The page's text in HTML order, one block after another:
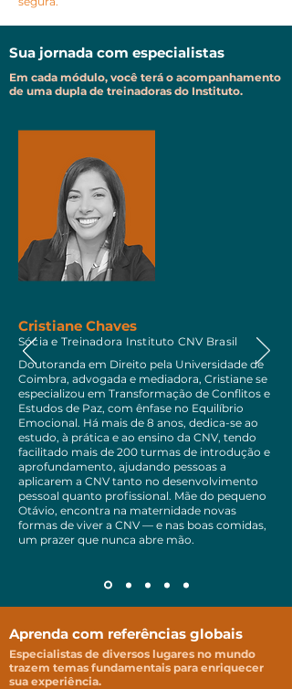
Sua jornada com especialistas
Em cada módulo, você terá o acompanhamento
de uma dupla de treinadoras do Instituto.
Cristiane Chaves
Sócia e Treinadora Instituto CNV Brasil
Doutoranda em Direito pela Universidade de
Coimbra, advogada e mediadora, Cristiane se
especializou em Transformação de Conflitos e
Estudos de Paz, com ênfase no Equilíbrio
Emocional. Há mais de 8 anos, dedica-se ao
estudo, à prática e ao ensino da CNV, tendo
facilitado mais de 200 turmas de introdução e
aprofundamento, ajudando pessoas a
aplicarem a CNV tanto no desenvolvimento
pessoal quanto profissional. Mãe do pequeno
Otávio, encontra na maternidade novas
formas de viver a CNV — e nas boas comidas,
um prazer que nunca abre mão.
Aprenda com referências globais
Especialistas de diversos lugares no mundo
trazem temas fundamentais para enriquecer
sua experiência.